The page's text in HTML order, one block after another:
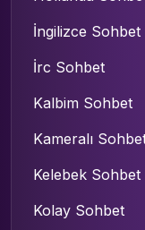
İngilizce Sohbet
İrc Sohbet
Kalbim Sohbet
Kameralı
Kelebek Sohbet
Kolay Sohbet